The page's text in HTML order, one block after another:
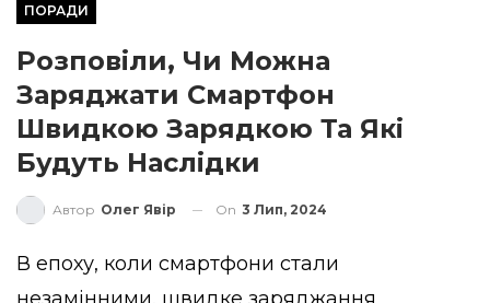
ПОРАДИ
Розповіли, Чи Можна
Заряджати Смартфон
Швидкою Зарядкою Та Які
Будуть Наслідки
Автор Олег Явір On 3 Лип, 2024
В епоху, коли смартфони стали